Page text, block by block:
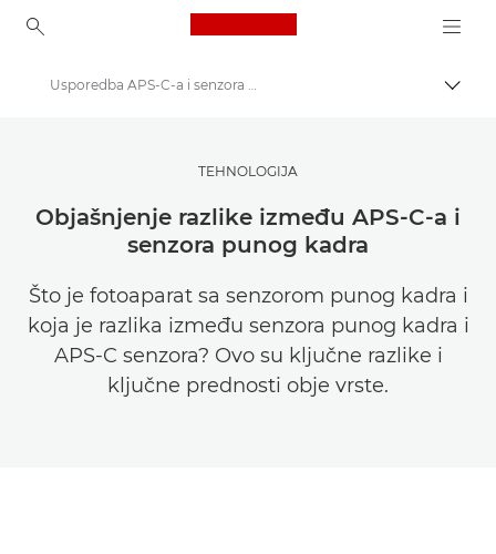
Canon Logo, back to
Pronađite inspiraciju | Savjeti za fotografiranje i ispisivanje te vodiči za kupce
Savjeti i tehnike za fotografiju i ispisivanje
Usporedba APS-C-a i senzora punog kadra
TEHNOLOGIJA
Objašnjenje razlike između APS-C-a i
senzora punog kadra
Što je fotoaparat sa senzorom punog kadra i
koja je razlika između senzora punog kadra i
APS-C senzora? Ovo su ključne razlike i
ključne prednosti obje vrste.